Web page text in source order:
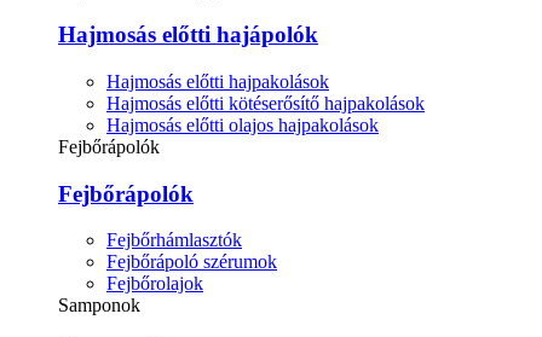
Hajmosás előtti hajápolók
Hajmosás előtti hajpakolások
Hajmosás előtti kötéserősítő hajpakolások
Hajmosás előtti olajos hajpakolások
Fejbőrápolók
Fejbőrápolók
Fejbőrhámlasztók
Fejbőrápoló szérumok
Fejbőrolajok
Samponok